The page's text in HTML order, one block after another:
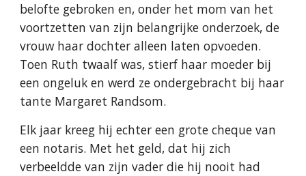
belofte gebroken en, onder het mom van het
voortzetten van zijn belangrijke onderzoek, de
vrouw haar dochter alleen laten opvoeden.
Toen Ruth twaalf was, stierf haar moeder bij
een ongeluk en werd ze ondergebracht bij haar
tante Margaret Randsom.
Elk jaar kreeg hij echter een grote cheque van
een notaris. Met het geld, dat hij zich
verbeeldde van zijn vader die hij nooit had